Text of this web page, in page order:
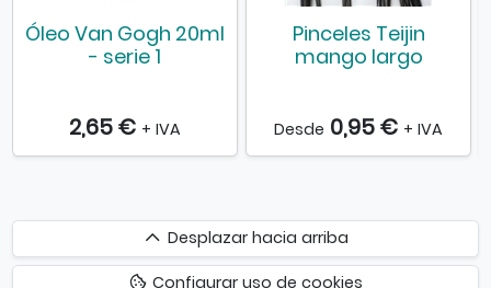
Óleo Van Gogh 20ml
- serie 1
2,65 € + IVA
Pinceles Teijin
mango largo
Desde 0,95 € + IVA
Desplazar
hacia
arriba
Desplazar hacia arriba
Configurar uso de cookies